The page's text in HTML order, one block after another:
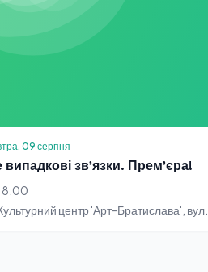
09 серпня
випадкові зв'язки. Прем'єра!